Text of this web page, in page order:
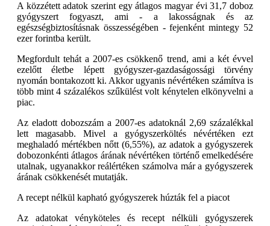
A közzétett adatok szerint egy átlagos magyar évi 31,7 doboz
gyógyszert fogyaszt, ami - a lakosságnak és az
egészségbiztosításnak összességében - fejenként mintegy 52
ezer forintba került.
Megfordult tehát a 2007-es csökkenő trend, ami a két évvel
ezelőtt életbe lépett gyógyszer-gazdaságossági törvény
nyomán bontakozott ki. Akkor ugyanis névértéken számítva is
több mint 4 százalékos szűkülést volt kénytelen elkönyvelni a
piac.
Az eladott dobozszám a 2007-es adatoknál 2,69 százalékkal
lett magasabb. Mivel a gyógyszerköltés névértéken ezt
meghaladó mértékben nőtt (6,55%), az adatok a gyógyszerek
dobozonkénti átlagos árának névértéken történő emelkedésére
utalnak, ugyanakkor reálértéken számolva már a gyógyszerek
árának csökkenését mutatják.
A recept nélkül kapható gyógyszerek húzták fel a piacot
Az adatokat vényköteles és recept nélküli gyógyszerek